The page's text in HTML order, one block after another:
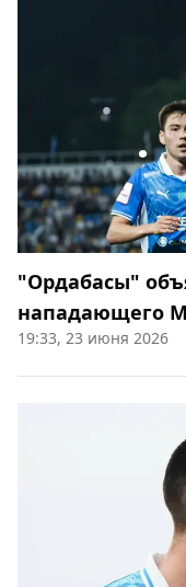
"Ордабасы"
нападающего
19:33, 23 июня 2026